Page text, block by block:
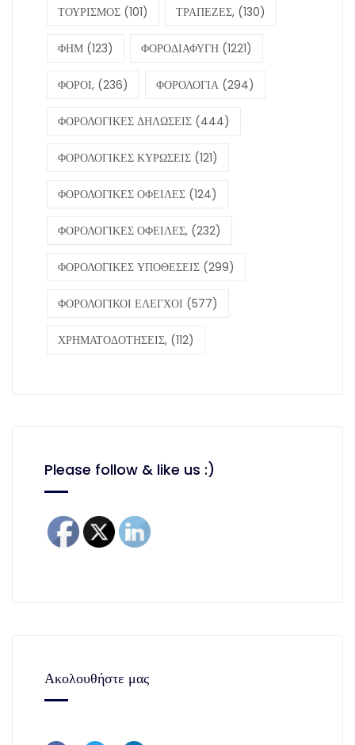
ΤΟΥΡΙΣΜΟΣ (101) ΤΡΑΠΕΖΕΣ, (130)
ΦΗΜ (123) ΦΟΡΟΔΙΑΦΥΓΗ (1221)
ΦΟΡΟΙ, (236) ΦΟΡΟΛΟΓΙΑ (294)
ΦΟΡΟΛΟΓΙΚΕΣ ΔΗΛΩΣΕΙΣ (444)
ΦΟΡΟΛΟΓΙΚΕΣ ΚΥΡΩΣΕΙΣ (121)
ΦΟΡΟΛΟΓΙΚΕΣ ΟΦΕΙΛΕΣ (124)
ΦΟΡΟΛΟΓΙΚΕΣ ΟΦΕΙΛΕΣ, (232)
ΦΟΡΟΛΟΓΙΚΕΣ ΥΠΟΘΕΣΕΙΣ (299)
ΦΟΡΟΛΟΓΙΚΟΙ ΕΛΕΓΧΟΙ (577)
ΧΡΗΜΑΤΟΔΟΤΗΣΕΙΣ, (112)
Please follow & like us :)
Ακολουθήστε μας